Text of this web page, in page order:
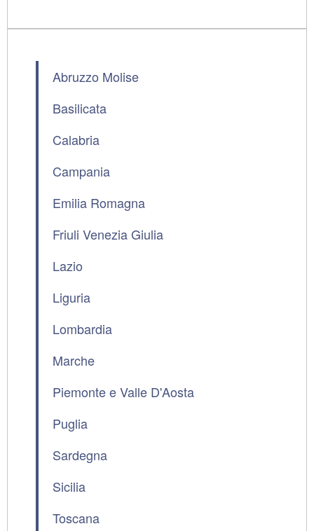
Abruzzo Molise
Basilicata
Calabria
Campania
Emilia Romagna
Friuli Venezia Giulia
Lazio
Liguria
Lombardia
Marche
Piemonte e Valle D'Aosta
Puglia
Sardegna
Sicilia
Toscana